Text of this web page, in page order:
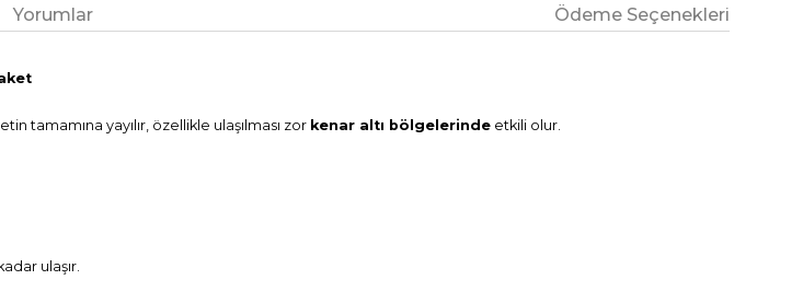
Yorumlar Ödeme Seçenekleri
tamamına yayılır, özellikle ulaşılması zor kenar altı bölgelerinde etkili olur.
ulaşır.